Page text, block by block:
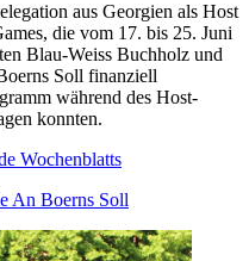
aus Georgien als Host
die vom 17. bis 25. Juni
Blau-Weiss Buchholz und
Soll finanziell
während des Host-
konnten.
Wochenblatts
An Boerns Soll